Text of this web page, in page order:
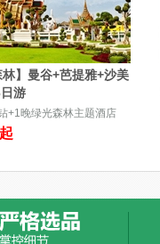
林】曼谷+芭提雅+沙美
游
+1晚绿光森林主题酒店
起